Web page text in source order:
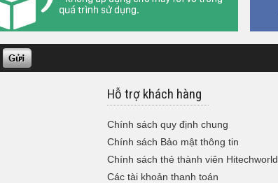
Hỗ trợ khách hàng
Chính sách quy định chung
Chính sách Bảo mật thông tin
Chính sách thẻ thành viên Hitechworld
Các tài khoản thanh toán